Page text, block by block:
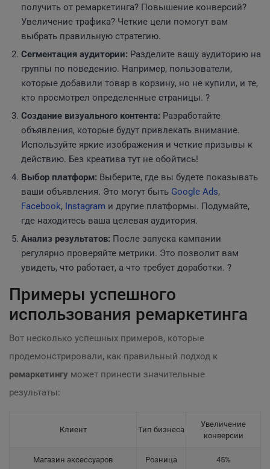
получить от ремаркетинга? Повышение конверсий?
Увеличение трафика? Четкие цели помогут вам
выбрать правильную стратегию.
Сегментация аудитории: Разделите вашу аудиторию на
группы по поведению. Например, пользователи,
которые добавили товар в корзину, но не купили, и те,
кто просмотрел определенные страницы. ?
Создание визуального контента: Разработайте
объявления, которые будут привлекать внимание.
Используйте яркие изображения и четкие призывы к
действию. Без креатива тут не обойтись!
Выбор платформ: Выберите, где вы будете показывать
ваши объявления. Это могут быть Google Ads,
Facebook, Instagram и другие платформы. Подумайте,
где находитесь ваша целевая аудитория.
Анализ результатов: После запуска кампании
регулярно проверяйте метрики. Это позволит вам
увидеть, что работает, а что требует доработки. ?
Примеры успешного
использования ремаркетинга
Вот несколько успешных примеров, которые
продемонстрировали, как правильный подход к
ремаркетингу может принести значительные
результаты:
Клиент Тип бизнеса
Увеличение
конверсии
Магазин аксессуаров Розница 45%